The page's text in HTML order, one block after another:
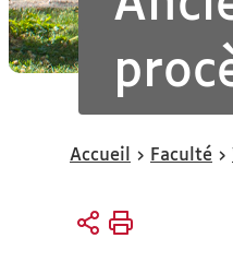
Vous
ici :
Accueil Faculté